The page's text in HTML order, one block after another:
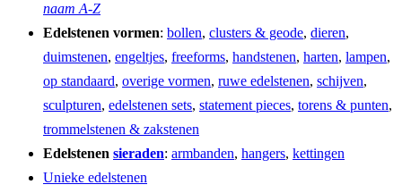
naam A-Z
Edelstenen vormen: bollen, clusters & geode, dieren,
duimstenen, engeltjes, freeforms, handstenen, harten, lampen,
op standaard, overige vormen, ruwe edelstenen, schijven,
sculpturen, edelstenen sets, statement pieces, torens & punten,
trommelstenen & zakstenen
Edelstenen sieraden: armbanden, hangers, kettingen
Unieke edelstenen